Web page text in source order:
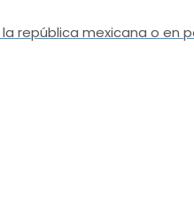
república mexicana o en